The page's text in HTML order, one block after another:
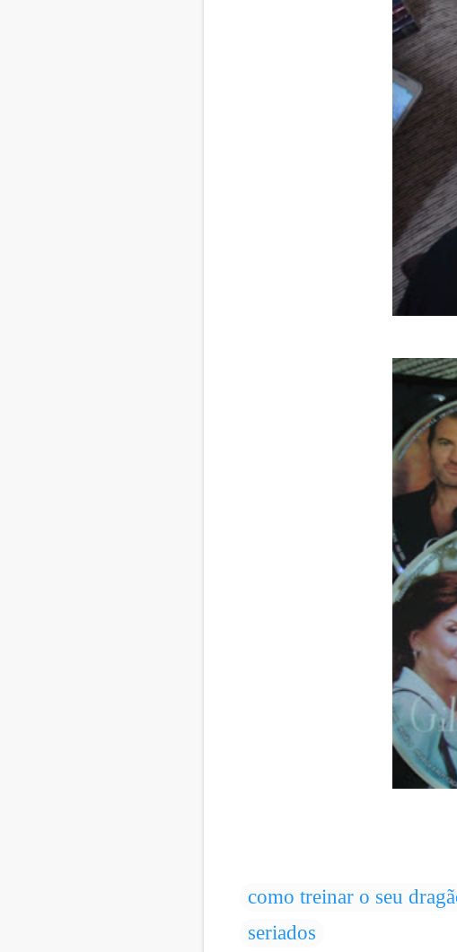
como treinar o seu
seriados